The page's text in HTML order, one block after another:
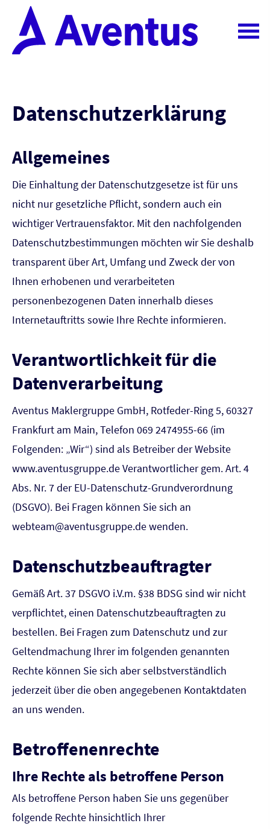
Datenschutzerklärung
Allgemeines
Die Einhaltung der Datenschutzgesetze ist für uns
nicht nur gesetzliche Pflicht, sondern auch ein
wichtiger Vertrauensfaktor. Mit den nachfolgenden
Datenschutzbestimmungen möchten wir Sie deshalb
transparent über Art, Umfang und Zweck der von
Ihnen erhobenen und verarbeiteten
personenbezogenen Daten innerhalb dieses
Internetauftritts sowie Ihre Rechte informieren.
Verantwortlichkeit für die
Datenverarbeitung
Aventus Maklergruppe GmbH, Rotfeder-Ring 5, 60327
Frankfurt am Main, Telefon 069 2474955-66 (im
Folgenden: „Wir“) sind als Betreiber der Website
www.aventusgruppe.de Verantwortlicher gem. Art. 4
Abs. Nr. 7 der EU-Datenschutz-Grundverordnung
(DSGVO). Bei Fragen können Sie sich an
webteam@aventusgruppe.de wenden.
Datenschutzbeauftragter
Gemäß Art. 37 DSGVO i.V.m. §38 BDSG sind wir nicht
verpflichtet, einen Datenschutzbeauftragten zu
bestellen. Bei Fragen zum Datenschutz und zur
Geltendmachung Ihrer im folgenden genannten
Rechte können Sie sich aber selbstverständlich
jederzeit über die oben angegebenen Kontaktdaten
an uns wenden.
Betroffenenrechte
Ihre Rechte als betroffene Person
Als betroffene Person haben Sie uns gegenüber
folgende Rechte hinsichtlich Ihrer